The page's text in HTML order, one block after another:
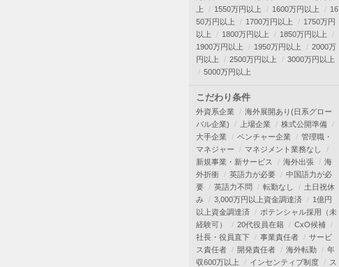
上
1550万円以上 1600万円以上
16
50万円以上
1700万円以上
1750万円
以上
1800万円以上
1850万円以上
1900万円以上
1950万円以上
2000万
円以上
2500万円以上
3000万円以上
5000万円以上
こだわり条件
外資系企業
海外展開あり(日系グロー
バル企業)
上場企業
株式公開準備
大手企業
ベンチャー企業
管理職・
マネジャー
マネジメント業務なし
新規事業・新サービス
海外出張
海
外折衝
英語力が必要
中国語力が必
要
英語力不問 転勤なし
土日祝休
み
3,000万円以上資金調達済
1億円
以上資金調達済
ポテンシャル採用（未
経験可）
20代役員在籍
CxO候補
社長・役員直下
事業責任者
サービ
ス責任者
開発責任者 海外転勤
年
収600万以上
インセンティブ制度
ス